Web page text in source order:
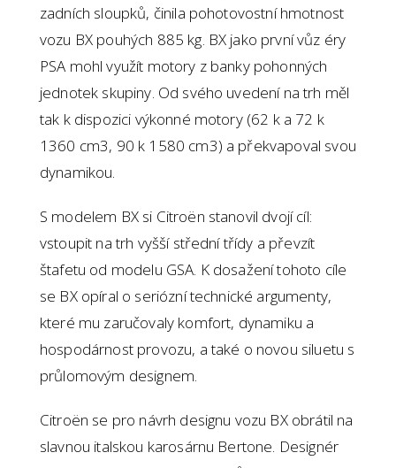
zadních sloupků, činila pohotovostní hmotnost
vozu BX pouhých 885 kg. BX jako první vůz éry
PSA mohl využít motory z banky pohonných
jednotek skupiny. Od svého uvedení na trh měl
tak k dispozici výkonné motory (62 k a 72 k
1360 cm3, 90 k 1580 cm3) a překvapoval svou
dynamikou.
S modelem BX si Citroën stanovil dvojí cíl:
vstoupit na trh vyšší střední třídy a převzít
štafetu od modelu GSA. K dosažení tohoto cíle
se BX opíral o seriózní technické argumenty,
které mu zaručovaly komfort, dynamiku a
hospodárnost provozu, a také o novou siluetu s
průlomovým designem.
Citroën se pro návrh designu vozu BX obrátil na
slavnou italskou karosárnu Bertone. Designér